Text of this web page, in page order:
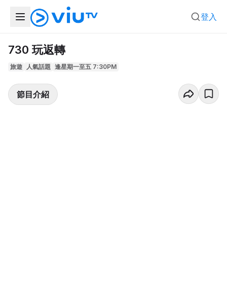
登入
730 玩返轉
旅遊 人氣話題 逢星期一至五 7:30PM
節目介紹